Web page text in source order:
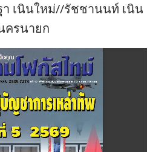
เนินใหม่//รัชชานนท์ เนิน
ครนายก